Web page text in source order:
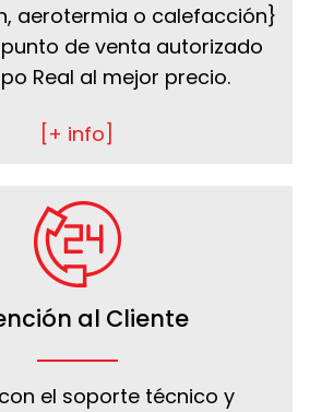
aerotermia o calefacción}
de venta autorizado
Real al mejor precio.
[+ info]
al Cliente
el soporte técnico y